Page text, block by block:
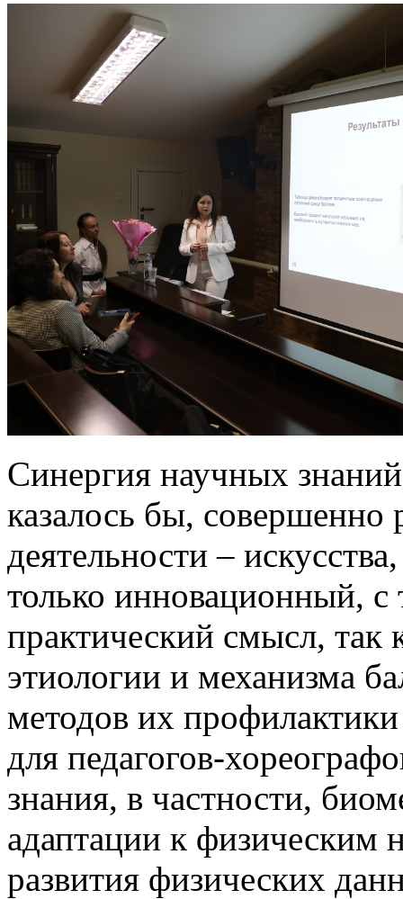
Синергия научных
казалось бы, совершенно
деятельности –
только инновационный, с
практический смысл,
этиологии и механизма
методов их
для педагогов-
знания, в частности,
адаптации к физическим
развития физических